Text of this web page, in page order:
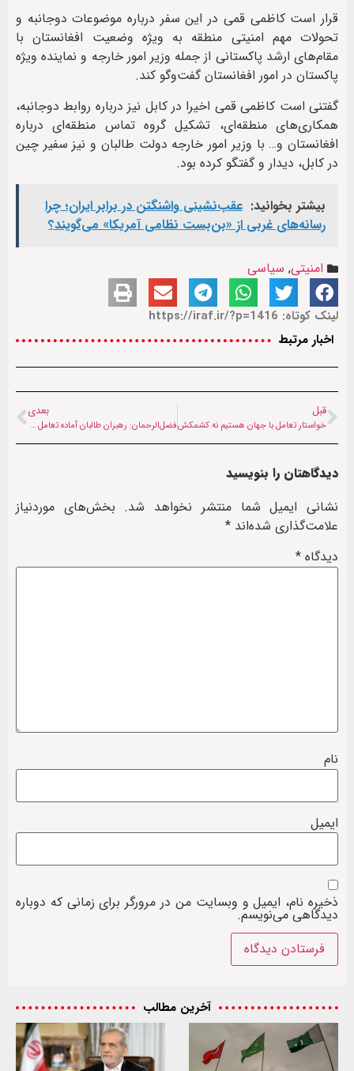
قرار است کاظمی قمی در این سفر درباره موضوعات دوجانبه و
تحولات مهم امنیتی منطقه به ویژه وضعیت افغانستان با
مقام‌های ارشد پاکستانی از جمله وزیر امور خارجه و نماینده ویژه
پاکستان در امور افغانستان گفت‌وگو کند.
گفتنی است کاظمی قمی اخیرا در کابل نیز درباره روابط دوجانبه،
همکاری‌های منطقه‌ای، تشکیل گروه تماس منطقه‌ای درباره
افغانستان و… با وزیر امور خارجه دولت طالبان و نیز سفیر چین
در کابل، دیدار و گفتگو کرده بود.
بیشتر بخوانید: عقب‌نشینی واشنگتن در برابر ایران؛ چرا
رسانه‌های غربی از «بن‌بست نظامی آمریکا» می‌گویند؟
امنیتی, سیاسی
لینک کوتاه: https://iraf.ir/?p=1416
اخبار مرتبط
قبل
خواستار تعامل با جهان هستیم نه کشمکش
بعدی
فضل‌الرحمان: رهبران طالبان آماده تعامل با پاکستان هستند
دیدگاهتان را بنویسید
نشانی ایمیل شما منتشر نخواهد شد. بخش‌های موردنیاز
علامت‌گذاری شده‌اند *
دیدگاه *
نام
ایمیل
ذخیره نام، ایمیل و وبسایت من در مرورگر برای زمانی که دوباره
دیدگاهی می‌نویسم.
آخرین مطالب